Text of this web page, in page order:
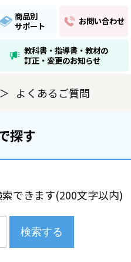
商品別
サポート
お問い合わせ
教科書・指導書・教材の
訂正・変更のお知らせ
よくあるご質問
探す
できます(200文字以内)
検索する